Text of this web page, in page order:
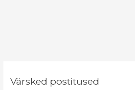
Värsked postitused